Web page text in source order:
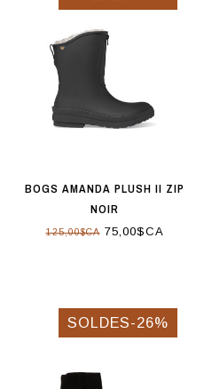
BOGS AMANDA PLUSH II ZIP
NOIR
125,00$CA75,00$CA
SOLDES-26%